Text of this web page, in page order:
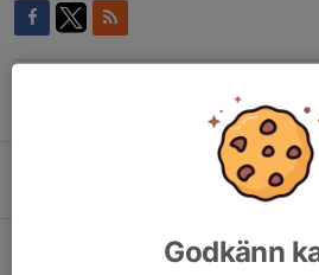
Seriestart i NGEL för U17
Terminsstart Våren 2026
Godkänn